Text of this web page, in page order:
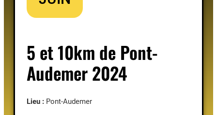
5 et 10km de Pont-
Audemer 2024
Lieu : Pont-Audemer